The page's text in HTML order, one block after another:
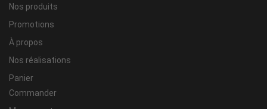
Nos produits
Promotions
À propos
Nos réalisations
Panier
Commander